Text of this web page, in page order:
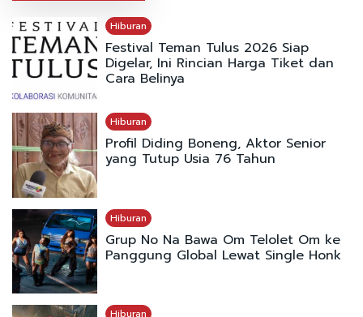
Hiburan
Festival Teman Tulus 2026 Siap
Digelar, Ini Rincian Harga Tiket dan
Cara Belinya
Hiburan
Profil Diding Boneng, Aktor Senior
yang Tutup Usia 76 Tahun
Hiburan
Grup No Na Bawa Om Telolet Om ke
Panggung Global Lewat Single Honk
Hiburan